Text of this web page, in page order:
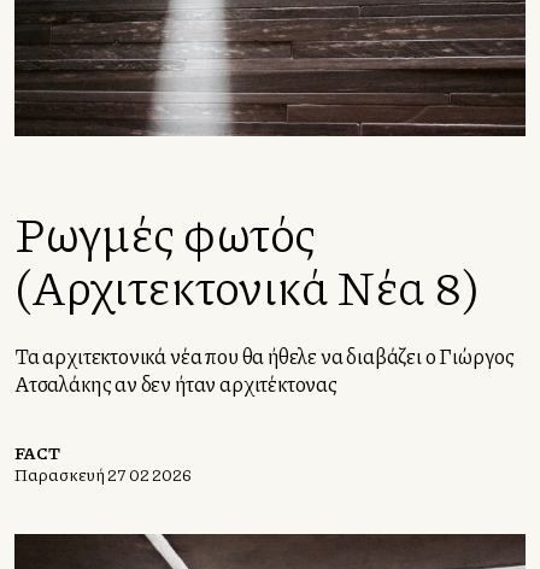
Ρωγμές φωτός
(Αρχιτεκτονικά Νέα 8)
Τα αρχιτεκτονικά νέα που θα ήθελε να διαβάζει ο Γιώργος
Ατσαλάκης αν δεν ήταν αρχιτέκτονας
FACT
Παρασκευή 27 02 2026